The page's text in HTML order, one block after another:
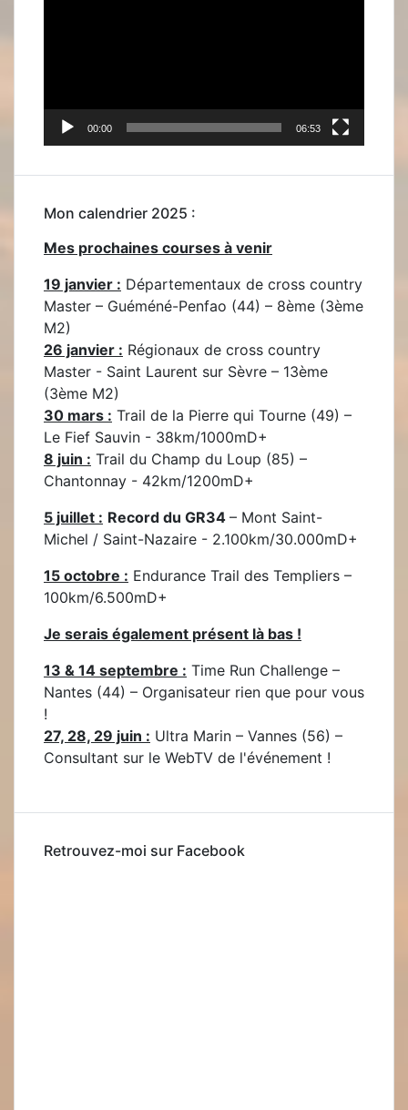
00:00 06:53
Mon calendrier 2025 :
Mes prochaines courses à venir
19 janvier : Départementaux de cross country
Master – Guéméné-Penfao (44) – 8ème (3ème
M2)
26 janvier : Régionaux de cross country
Master - Saint Laurent sur Sèvre – 13ème
(3ème M2)
30 mars : Trail de la Pierre qui Tourne (49) –
Le Fief Sauvin - 38km/1000mD+
8 juin : Trail du Champ du Loup (85) –
Chantonnay - 42km/1200mD+
5 juillet : Record du GR34 – Mont Saint-
Michel / Saint-Nazaire - 2.100km/30.000mD+
15 octobre : Endurance Trail des Templiers –
100km/6.500mD+
Je serais également présent là bas !
13 & 14 septembre : Time Run Challenge –
Nantes (44) – Organisateur rien que pour vous
!
27, 28, 29 juin : Ultra Marin – Vannes (56) –
Consultant sur le WebTV de l'événement !
Retrouvez-moi sur Facebook